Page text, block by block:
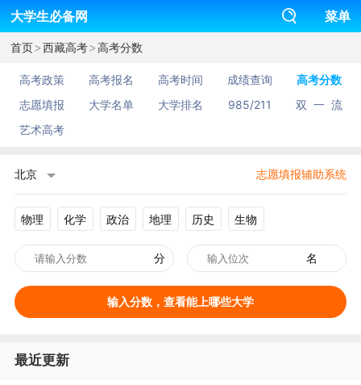
大学生必备网 菜单
首页>西藏高考>高考分数
高考政策 高考报名 高考时间 成绩查询
高考分数
志愿填报
大学名单 大学排名 985/211
双 一 流
艺术高考
北京 志愿填报辅助系统
物理 化学 政治 地理 历史 生物
分 名
输入分数，查看能上哪些大学
最近更新